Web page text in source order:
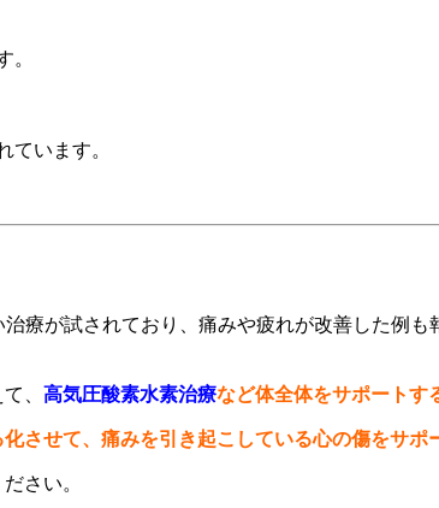
。
ています。
療が試されており、痛みや疲れが改善した例
、 高気圧酸素水素治療など体全体をサポートす
させて、痛みを引き起こしている心の傷をサポ
さい。